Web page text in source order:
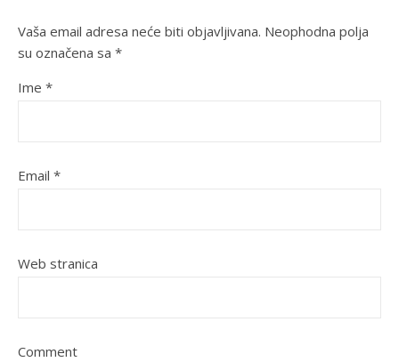
Vaša email adresa neće biti objavljivana. Neophodna polja
su označena sa *
Ime *
Email *
Web stranica
Comment